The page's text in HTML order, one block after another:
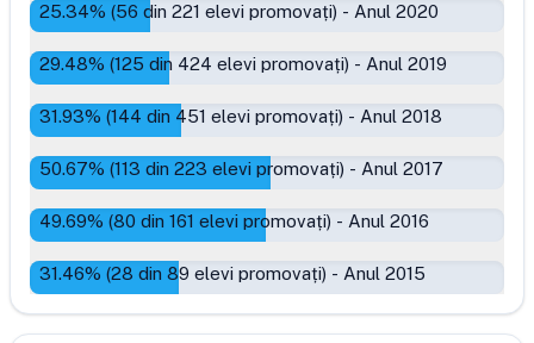
25.34% (56 din 221 elevi promovați) - Anul 2020
29.48% (125 din 424 elevi promovați) - Anul 2019
31.93% (144 din 451 elevi promovați) - Anul 2018
50.67% (113 din 223 elevi promovați) - Anul 2017
49.69% (80 din 161 elevi promovați) - Anul 2016
31.46% (28 din 89 elevi promovați) - Anul 2015